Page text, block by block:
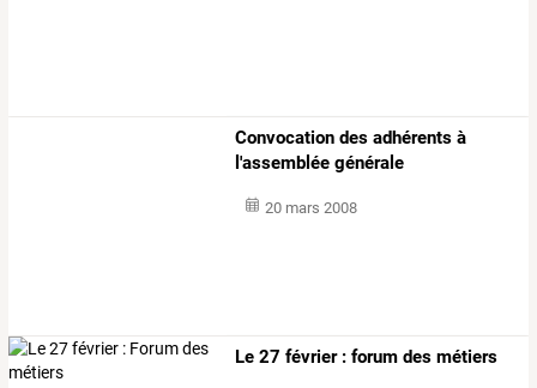
Convocation des adhérents à
l'assemblée générale
20 mars 2008
Le 27 février : forum des métiers